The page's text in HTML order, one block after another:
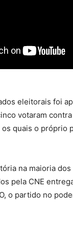
eleitorais foi
votaram
quais o próprio
na maioria
pela CNE
o partido no